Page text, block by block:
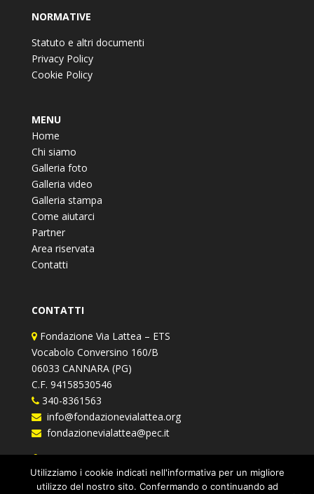
NORMATIVE
Statuto e altri documenti
Privacy Policy
Cookie Policy
MENU
Home
Chi siamo
Galleria foto
Galleria video
Galleria stampa
Come aiutarci
Partner
Area riservata
Contatti
CONTATTI
Fondazione Via Lattea – ETS
Vocabolo Conversino 160/B
06033 CANNARA (PG)
C.F. 94158530546
340-8361563
info@fondazionevialattea.org
fondazionevialattea@pec.it
Fondazione Via Lattea
Utilizziamo i cookie indicati nell'informativa per un migliore
utilizzo del nostro sito. Confermando o continuando ad